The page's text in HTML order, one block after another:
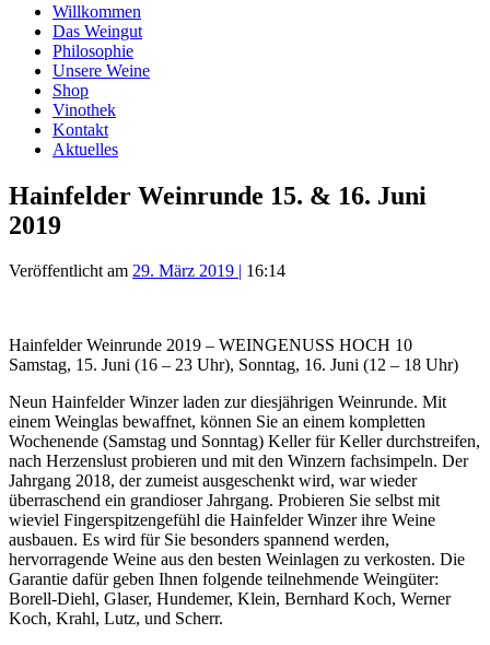
Willkommen
Das Weingut
Philosophie
Unsere Weine
Shop
Vinothek
Kontakt
Aktuelles
Hainfelder Weinrunde 15. & 16. Juni
2019
Veröffentlicht am 29. März 2019 | 16:14
Hainfelder Weinrunde 2019 – WEINGENUSS HOCH 10
Samstag, 15. Juni (16 – 23 Uhr), Sonntag, 16. Juni (12 – 18 Uhr)
Neun Hainfelder Winzer laden zur diesjährigen Weinrunde. Mit
einem Weinglas bewaffnet, können Sie an einem kompletten
Wochenende (Samstag und Sonntag) Keller für Keller durchstreifen,
nach Herzenslust probieren und mit den Winzern fachsimpeln. Der
Jahrgang 2018, der zumeist ausgeschenkt wird, war wieder
überraschend ein grandioser Jahrgang. Probieren Sie selbst mit
wieviel Fingerspitzengefühl die Hainfelder Winzer ihre Weine
ausbauen. Es wird für Sie besonders spannend werden,
hervorragende Weine aus den besten Weinlagen zu verkosten. Die
Garantie dafür geben Ihnen folgende teilnehmende Weingüter:
Borell-Diehl, Glaser, Hundemer, Klein, Bernhard Koch, Werner
Koch, Krahl, Lutz, und Scherr.